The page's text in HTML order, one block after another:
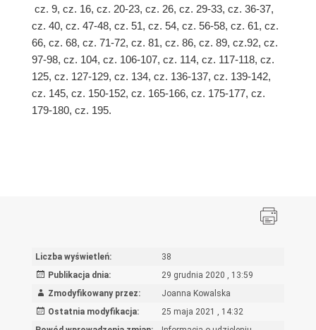
cz. 9, cz. 16, cz. 20-23, cz. 26, cz. 29-33, cz. 36-37,
cz. 40, cz. 47-48, cz. 51, cz. 54, cz. 56-58, cz. 61, cz.
66, cz. 68, cz. 71-72, cz. 81, cz. 86, cz. 89, cz.92, cz.
97-98, cz. 104, cz. 106-107, cz. 114, cz. 117-118, cz.
125, cz. 127-129, cz. 134, cz. 136-137, cz. 139-142,
cz. 145, cz. 150-152, cz. 165-166, cz. 175-177, cz.
179-180, cz. 195.
Liczba wyświetleń:
38
Publikacja dnia:
29 grudnia 2020 , 13:59
Zmodyfikowany przez:
Joanna Kowalska
Ostatnia modyfikacja:
25 maja 2021 , 14:32